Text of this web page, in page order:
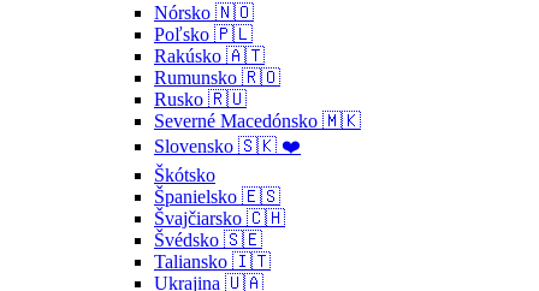
Nórsko 🇳🇴
Poľsko 🇵🇱
Rakúsko 🇦🇹
Rumunsko 🇷🇴
Rusko 🇷🇺
Severné Macedónsko 🇲🇰
Slovensko 🇸🇰 ❤️
Škótsko
Španielsko 🇪🇸
Švajčiarsko 🇨🇭
Švédsko 🇸🇪
Taliansko 🇮🇹
Ukrajina 🇺🇦